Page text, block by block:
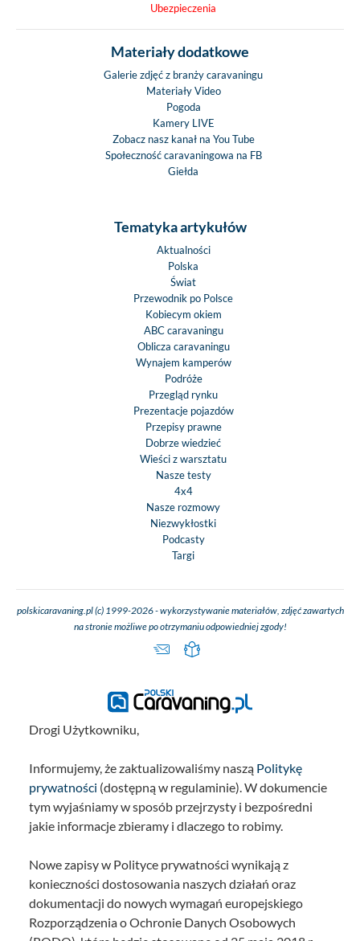
Ubezpieczenia
Materiały dodatkowe
Galerie zdjęć z branży caravaningu
Materiały Video
Pogoda
Kamery LIVE
Zobacz nasz kanał na You Tube
Społeczność caravaningowa na FB
Giełda
Tematyka artykułów
Aktualności
Polska
Świat
Przewodnik po Polsce
Kobiecym okiem
ABC caravaningu
Oblicza caravaningu
Wynajem kamperów
Podróże
Przegląd rynku
Prezentacje pojazdów
Przepisy prawne
Dobrze wiedzieć
Wieści z warsztatu
Nasze testy
4x4
Nasze rozmowy
Niezwykłostki
Podcasty
Targi
polskicaravaning.pl (c) 1999-2026 - wykorzystywanie materiałów, zdjęć zawartych
na stronie możliwe po otrzymaniu odpowiedniej zgody!
Drogi Użytkowniku,
Informujemy, że zaktualizowaliśmy naszą Politykę
prywatności (dostępną w regulaminie). W dokumencie
tym wyjaśniamy w sposób przejrzysty i bezpośredni
jakie informacje zbieramy i dlaczego to robimy.
Nowe zapisy w Polityce prywatności wynikają z
konieczności dostosowania naszych działań oraz
dokumentacji do nowych wymagań europejskiego
Rozporządzenia o Ochronie Danych Osobowych